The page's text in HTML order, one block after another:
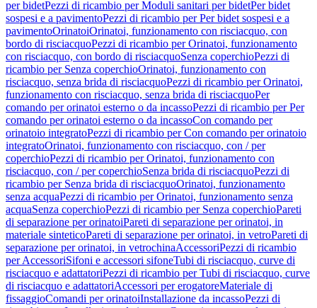
per bidetPezzi di ricambio per Moduli sanitari per bidetPer bidet
sospesi e a pavimentoPezzi di ricambio per Per bidet sospesi e a
pavimentoOrinatoiOrinatoi, funzionamento con risciacquo, con
bordo di risciacquoPezzi di ricambio per Orinatoi, funzionamento
con risciacquo, con bordo di risciacquoSenza coperchioPezzi di
ricambio per Senza coperchioOrinatoi, funzionamento con
risciacquo, senza brida di risciacquoPezzi di ricambio per Orinatoi,
funzionamento con risciacquo, senza brida di risciacquoPer
comando per orinatoi esterno o da incassoPezzi di ricambio per Per
comando per orinatoi esterno o da incassoCon comando per
orinatoio integratoPezzi di ricambio per Con comando per orinatoio
integratoOrinatoi, funzionamento con risciacquo, con / per
coperchioPezzi di ricambio per Orinatoi, funzionamento con
risciacquo, con / per coperchioSenza brida di risciacquoPezzi di
ricambio per Senza brida di risciacquoOrinatoi, funzionamento
senza acquaPezzi di ricambio per Orinatoi, funzionamento senza
acquaSenza coperchioPezzi di ricambio per Senza coperchioPareti
di separazione per orinatoiPareti di separazione per orinatoi, in
materiale sinteticoPareti di separazione per orinatoi, in vetroPareti di
separazione per orinatoi, in vetrochinaAccessoriPezzi di ricambio
per AccessoriSifoni e accessori sifoneTubi di risciacquo, curve di
risciacquo e adattatoriPezzi di ricambio per Tubi di risciacquo, curve
di risciacquo e adattatoriAccessori per erogatoreMateriale di
fissaggioComandi per orinatoiInstallazione da incassoPezzi di